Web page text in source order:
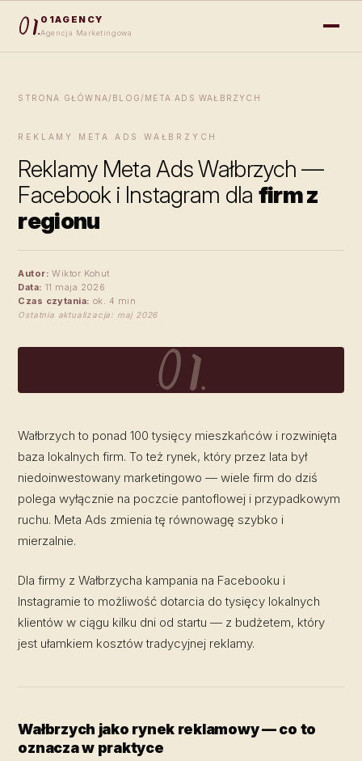
01AGENCY
Agencja Marketingowa
STRONA GŁÓWNA / BLOG / META ADS WAŁBRZYCH
REKLAMY META ADS WAŁBRZYCH
Reklamy Meta Ads Wałbrzych —
Facebook i Instagram dla firm z
regionu
Autor: Wiktor Kohut
Data: 11 maja 2026
Czas czytania: ok. 4 min
Ostatnia aktualizacja: maj 2026
Wałbrzych to ponad 100 tysięcy mieszkańców i rozwinięta
baza lokalnych firm. To też rynek, który przez lata był
niedoinwestowany marketingowo — wiele firm do dziś
polega wyłącznie na poczcie pantoflowej i przypadkowym
ruchu. Meta Ads zmienia tę równowagę szybko i
mierzalnie.
Dla firmy z Wałbrzycha kampania na Facebooku i
Instagramie to możliwość dotarcia do tysięcy lokalnych
klientów w ciągu kilku dni od startu — z budżetem, który
jest ułamkiem kosztów tradycyjnej reklamy.
Wałbrzych jako rynek reklamowy — co to
oznacza w praktyce